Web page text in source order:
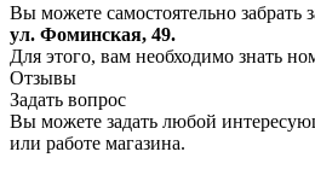
Вы можете самостоятельно забрать
ул. Фоминская, 49.
Для этого, вам необходимо знать
Отзывы
Задать вопрос
Вы можете задать любой
или работе магазина.